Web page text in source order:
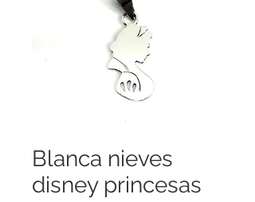
Blanca nieves
disney princesas